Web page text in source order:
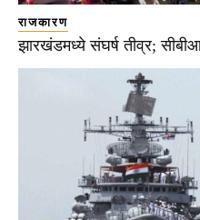
राजकारण
झारखंडमध्ये संघर्ष तीव्र;